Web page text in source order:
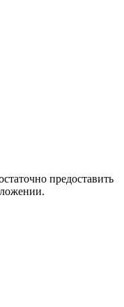
предоставить